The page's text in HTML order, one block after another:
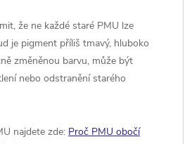
že ne každé staré PMU lze
je pigment příliš tmavý, hluboko
změněnou barvu, může být
nebo odstranění starého
najdete zde: Proč PMU obočí